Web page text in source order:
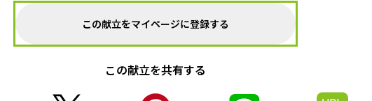
この献立をマイページに登録する
この献立を共有する